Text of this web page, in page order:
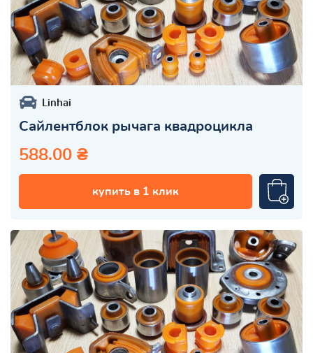
Linhai
Сайлентблок рычага квадроцикла
588.00 ₴
купить в 1 клик